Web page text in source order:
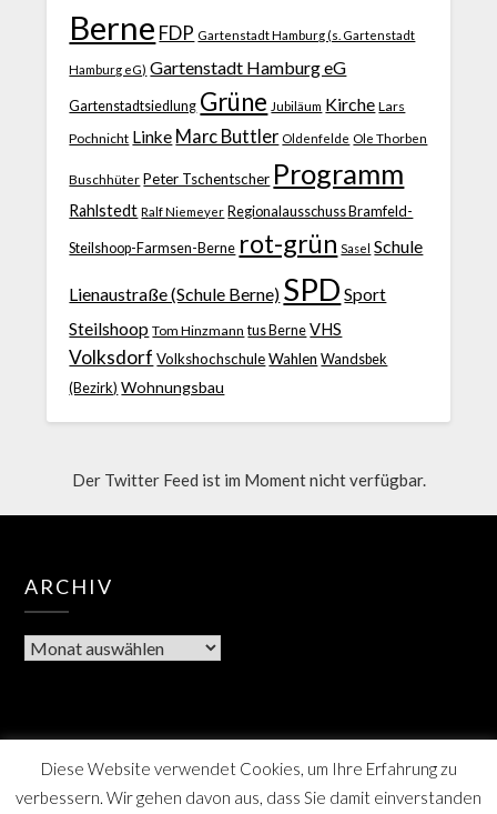
Berne FDP Gartenstadt Hamburg (s. Gartenstadt
Hamburg eG) Gartenstadt Hamburg eG
Gartenstadtsiedlung Grüne Jubiläum Kirche Lars
Pochnicht Linke Marc Buttler Oldenfelde Ole Thorben
Buschhüter Peter Tschentscher Programm
Rahlstedt Ralf Niemeyer Regionalausschuss Bramfeld-
Steilshoop-Farmsen-Berne rot-grün Sasel Schule
Lienaustraße (Schule Berne) SPD Sport
Steilshoop Tom Hinzmann tus Berne VHS
Volksdorf Volkshochschule Wahlen Wandsbek
(Bezirk) Wohnungsbau
Der Twitter Feed ist im Moment nicht verfügbar.
ARCHIV
Diese Website verwendet Cookies, um Ihre Erfahrung zu
verbessern. Wir gehen davon aus, dass Sie damit einverstanden